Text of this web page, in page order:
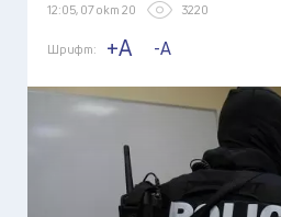
12:05, 07 окт 20 3220
Шрифт: +A -A